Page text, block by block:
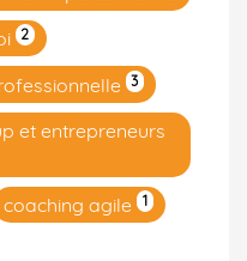
2
3
et entrepreneurs
coaching agile 1